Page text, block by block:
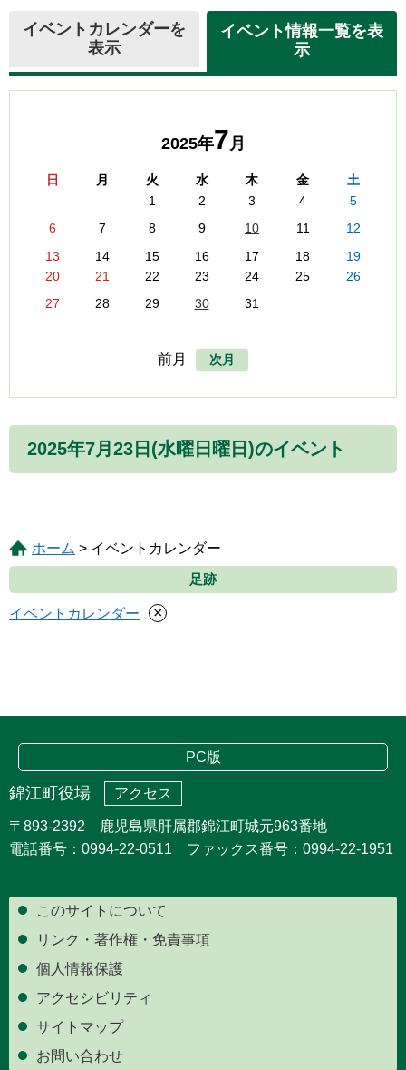
イベントカレンダーを
表示
イベント情報一覧を表
示
2025年7月
日 月 火 水 木 金
土
1
2 3 4
5
6
7 8 9 10 11
12
13
14 15 16 17 18
19
20
21 22 23 24 25
26
27
28 29 30 31
前月 次月
2025年7月23日(水曜日曜日)のイベント
ホーム > イベントカレンダー
足跡
イベントカレンダー ×
PC版
錦江町役場 アクセス
〒893-2392 鹿児島県肝属郡錦江町城元963番地
電話番号：0994-22-0511 ファックス番号：0994-22-1951
このサイトについて
リンク・著作権・免責事項
個人情報保護
アクセシビリティ
サイトマップ
お問い合わせ